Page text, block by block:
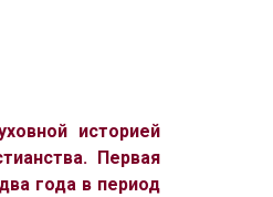
историей
Первая
года в период